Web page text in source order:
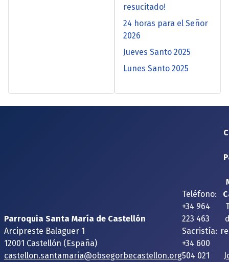
resucitado!
24 horas para el Señor
2026
Jueves Santo 2025
Lunes Santo 2025
Parroquia Santa María de Castellón
Arcipreste Balaguer 1
12001 Castellón (España)
castellon.santamaria@obsegorbecastellon.org
Teléfono:
+34 964
223 463
Sacristía:
+34 600
504 021